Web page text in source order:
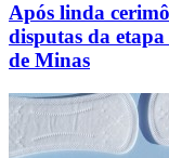
Após linda
disputas da
de Minas